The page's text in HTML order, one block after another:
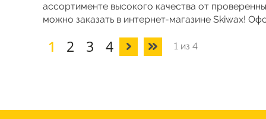
ассортименте высокого качества от
можно заказать в интернет-магазине Skiwax!
1 2 3 4 1 из 4